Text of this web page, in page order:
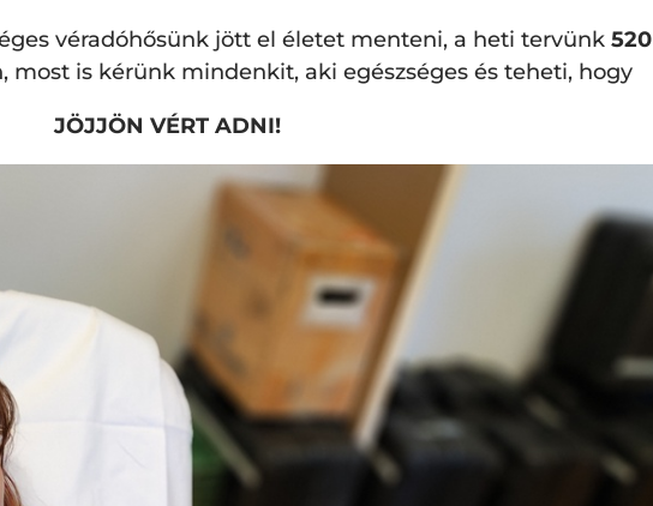
véradóhősünk jött el életet menteni, a heti tervünk520
is kérünk mindenkit, aki egészséges és teheti, hogy
JÖJJÖN VÉRT ADNI!